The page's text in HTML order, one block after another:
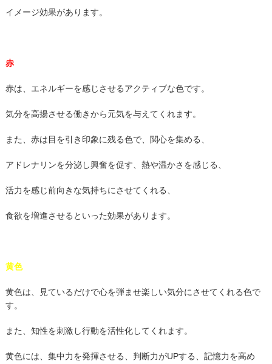
イメージ効果があります。
赤
赤は、エネルギーを感じさせるアクティブな色です。
気分を高揚させる働きから元気を与えてくれます。
また、赤は目を引き印象に残る色で、関心を集める、
アドレナリンを分泌し興奮を促す、熱や温かさを感じる、
活力を感じ前向きな気持ちにさせてくれる、
食欲を増進させるといった効果があります。
黄色
黄色は、見ているだけで心を弾ませ楽しい気分にさせてくれる色で
す。
また、知性を刺激し行動を活性化してくれます。
黄色には、集中力を発揮させる、判断力がUPする、記憶力を高め